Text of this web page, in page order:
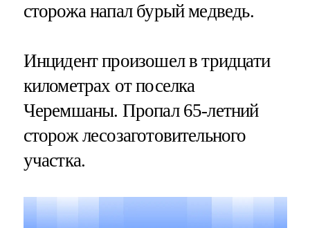
сторожа напал бурый медведь.
Инцидент произошел в тридцати
километрах от поселка
Черемшаны. Пропал 65-летний
сторож лесозаготовительного
участка.